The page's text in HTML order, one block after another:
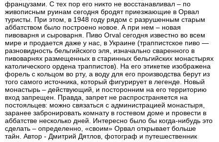
французами. С тех пор его никто не восстанавливал – по
живописным руинам сегодня бродят приезжающие в Орвал
туристы. При этом, в 1948 году рядом с разрушенным старым
аббатством было построено новое. А при нем – новая
пивоварня и сыроварня. Пиво Orval сегодня известно во всем
мире и продается даже у нас, в Украине (траппистское пиво —
разновидность бельгийского эля, изначально сваренного в
пивоварнях размещенных в старинных бельгийских монастырях
католического ордена траппистов). На его этикетке изображена
форель с кольцом во рту, а воду для его производства берут из
того самого источника, который фигурирует в легенде. Новый
монастырь – действующий, и посторонним на его территорию
вход запрещен. Правда, запрет не распространяется на
постояльцев: можно связаться с администрацией монастыря,
заранее забронировать комнату в гостевом доме и провести в
аббатстве несколько дней. Интересно было бы когда-нибудь это
сделать – определенно, «своим» Орвал открывает больше
тайн. Автор - Дмитрий Дятлов, фотограф и путешественник